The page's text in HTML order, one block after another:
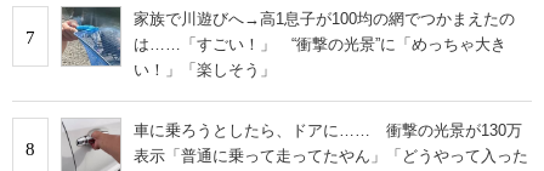
7
家族で川遊びへ→高1息子が100均の網でつかまえたの
は……「すごい！」 “衝撃の光景”に「めっちゃ大き
い！」「楽しそう」
8
車に乗ろうとしたら、ドアに…… 衝撃の光景が130万
表示「普通に乗って走ってたやん」「どうやって入った